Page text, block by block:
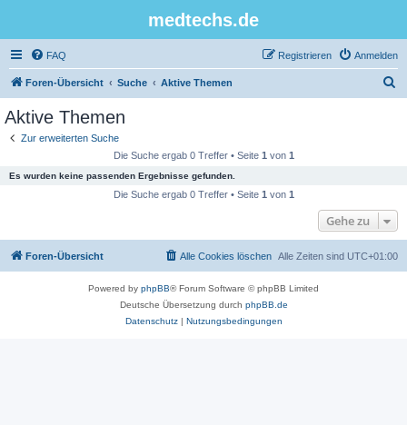
medtechs.de
FAQ Anmelden
Registrieren
Foren-Übersicht Suche Aktive Themen
Aktive Themen
Zur erweiterten Suche
Die Suche ergab 0 Treffer • Seite 1 von 1
Es wurden keine passenden Ergebnisse gefunden.
Die Suche ergab 0 Treffer • Seite 1 von 1
Gehe zu
Foren-Übersicht Alle Zeiten sind UTC+01:00
Alle Cookies löschen
Powered by phpBB® Forum Software © phpBB Limited
Deutsche Übersetzung durch phpBB.de
Datenschutz| Nutzungsbedingungen